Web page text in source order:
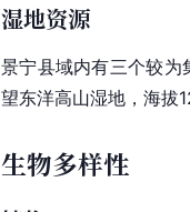
湿地资源
景宁县域内有三个较为
望东洋高山湿地，海拔
生物多样性